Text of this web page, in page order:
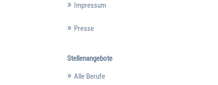
Impressum
Presse
Stellenangebote
Alle Berufe